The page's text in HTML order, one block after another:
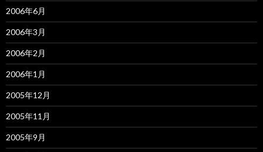
2006年6月
2006年3月
2006年2月
2006年1月
2005年12月
2005年11月
2005年9月